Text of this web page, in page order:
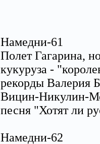
Намедни-61
Полет Гагарина,
кукуруза -
рекорды Валерия
Вицин-Никулин-
песня "Хотят ли
Намедни-62